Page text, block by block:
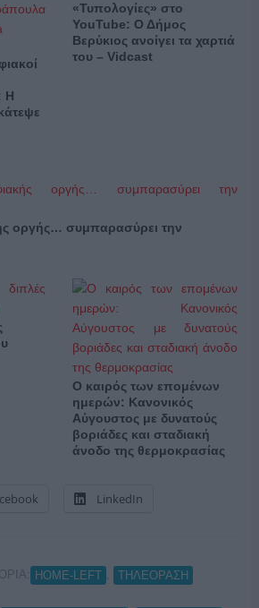
Η
«Τυπολογίες» στο
YouTube: Ο Δήμος
Βερύκιος ανοίγει τα χαρτιά
του – Vidcast
οργής… συμπαρασύρει την
Ο καιρός των επομένων
ημερών: Κανονικός
Αύγουστος με δυνατούς
βοριάδες και σταδιακή
άνοδο της θερμοκρασίας
LinkedIn
HOME-LEFT ΤΗΛΕΟΡΑΣΗ